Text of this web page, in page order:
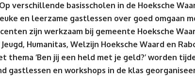
Op verschillende basisscholen in de Hoeksche
en leerzame gastlessen over goed omgaan
zijn werkzaam bij gemeente Hoeksche
Humanitas, Welzijn Hoeksche Waard en
thema ‘Ben jij een held met je geld?’ worden
gastlessen en workshops in de klas